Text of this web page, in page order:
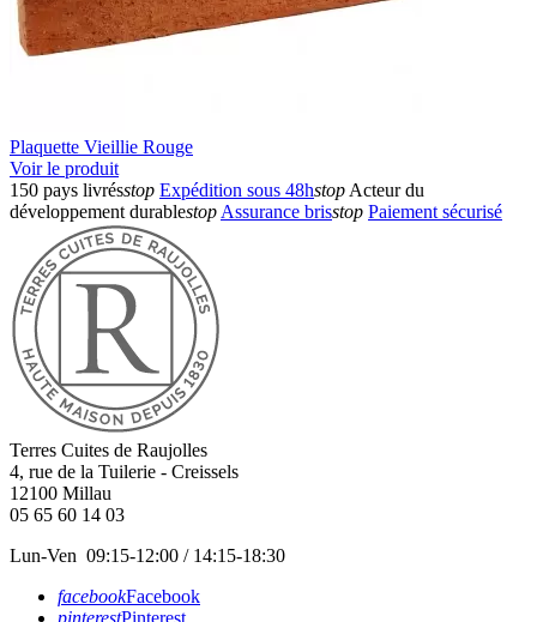
Plaquette Vieillie Rouge
Voir le produit
150 pays livrésstop Expédition sous 48hstop Acteur du
développement durablestop Assurance brisstop Paiement sécurisé
Terres Cuites de Raujolles
4, rue de la Tuilerie - Creissels
12100 Millau
05 65 60 14 03
Lun-Ven 09:15-12:00 / 14:15-18:30
facebookFacebook
pinterestPinterest